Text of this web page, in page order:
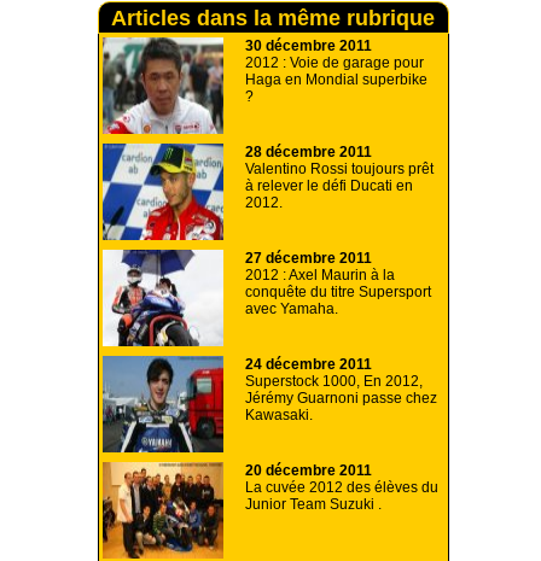
Articles dans la même rubrique
30 décembre 2011
2012 : Voie de garage pour
Haga en Mondial superbike
?
28 décembre 2011
Valentino Rossi toujours prêt
à relever le défi Ducati en
2012.
27 décembre 2011
2012 : Axel Maurin à la
conquête du titre Supersport
avec Yamaha.
24 décembre 2011
Superstock 1000, En 2012,
Jérémy Guarnoni passe chez
Kawasaki.
20 décembre 2011
La cuvée 2012 des élèves du
Junior Team Suzuki .